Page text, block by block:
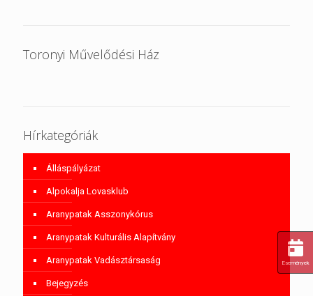
Toronyi Művelődési Ház
Hírkategóriák
Álláspályázat
Alpokalja Lovasklub
Aranypatak Asszonykórus
Aranypatak Kulturális Alapítvány
Aranypatak Vadásztársaság
Bejegyzés
Események